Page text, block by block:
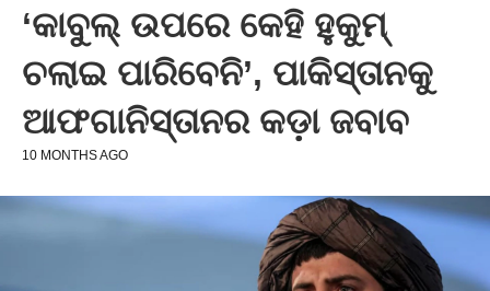
‘କାବୁଲ୍ ଉପରେ କେହି ହୁକୁମ୍
ଚଲାଇ ପାରିବେନି’, ପାକିସ୍ତାନକୁ
ଆଫଗାନିସ୍ତାନର କଡ଼ା ଜବାବ
10 MONTHS AGO